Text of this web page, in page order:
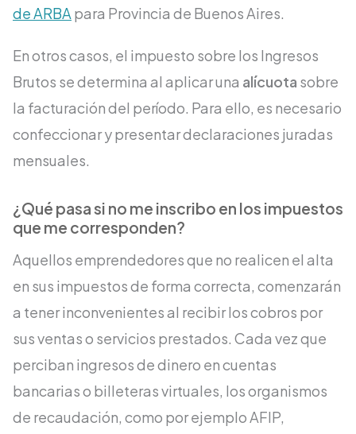
de ARBA para Provincia de Buenos Aires.
En otros casos, el impuesto sobre los Ingresos
Brutos se determina al aplicar una alícuota sobre
la facturación del período. Para ello, es necesario
confeccionar y presentar declaraciones juradas
mensuales.
¿Qué pasa si no me inscribo en los impuestos
que me corresponden?
Aquellos emprendedores que no realicen el alta
en sus impuestos de forma correcta, comenzarán
a tener inconvenientes al recibir los cobros por
sus ventas o servicios prestados. Cada vez que
perciban ingresos de dinero en cuentas
bancarias o billeteras virtuales, los organismos
de recaudación, como por ejemplo AFIP,